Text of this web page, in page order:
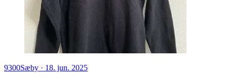
9300Sæby · 18. jun. 2025